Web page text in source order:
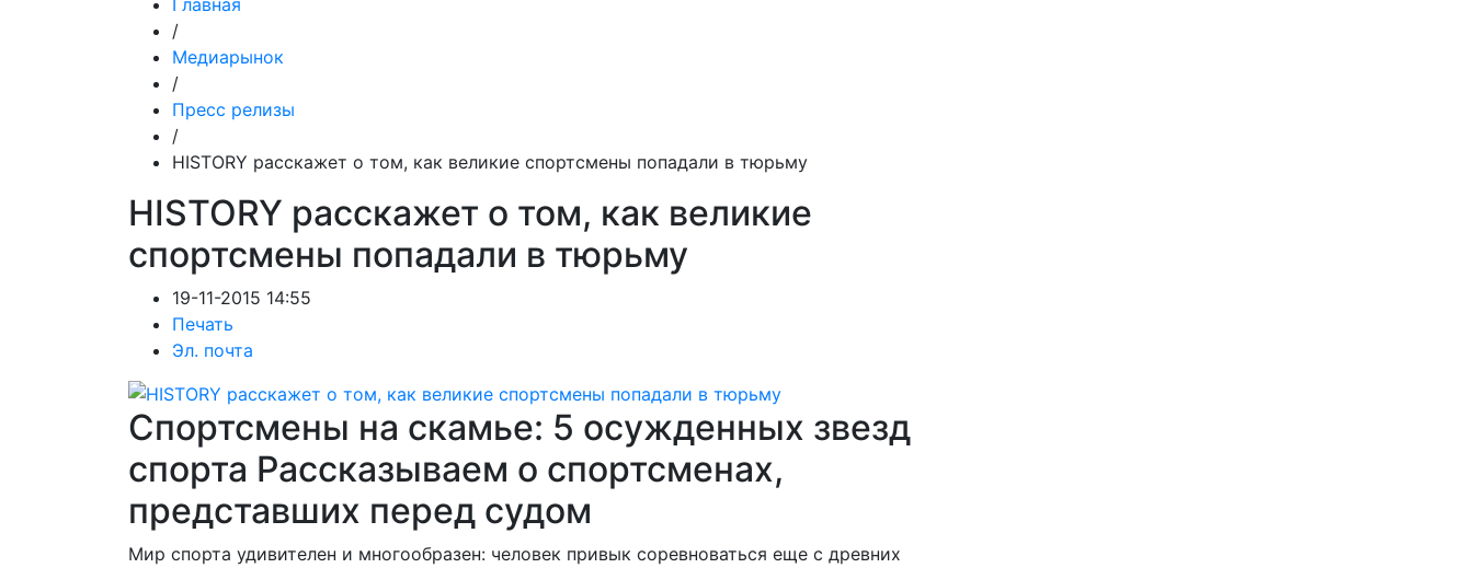
Главная
/
Медиарынок
/
Пресс релизы
/
HISTORY расскажет о том, как великие спортсмены попадали в тюрьму
HISTORY расскажет о том, как великие
спортсмены попадали в тюрьму
19-11-2015 14:55
Печать
Эл. почта
Спортсмены на скамье: 5 осужденных звезд
спорта Рассказываем о спортсменах,
представших перед судом
Мир спорта удивителен и многообразен: человек привык соревноваться еще с древних